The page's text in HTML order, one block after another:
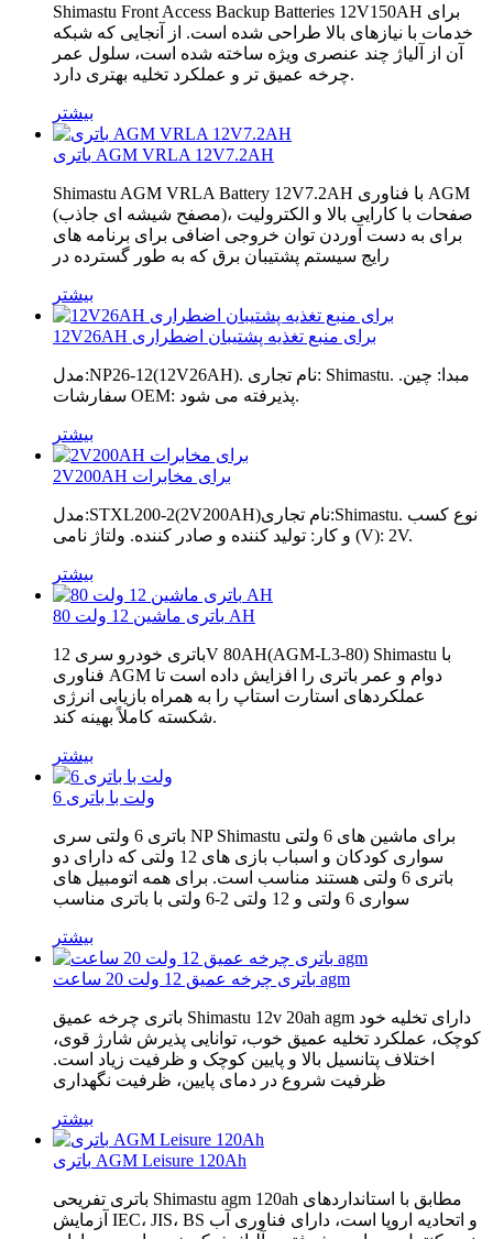
Shimastu Front Access Backup Batteries 12V150AH برای
خدمات با نیازهای بالا طراحی شده است. از آنجایی که شبکه
آن از آلیاژ چند عنصری ویژه ساخته شده است، سلول عمر
چرخه عمیق تر و عملکرد تخلیه بهتری دارد.
بیشتر
باتری AGM VRLA 12V7.2AH
Shimastu AGM VRLA Battery 12V7.2AH با فناوری AGM
(مصفح شیشه ای جاذب)، صفحات با کارایی بالا و الکترولیت
برای به دست آوردن توان خروجی اضافی برای برنامه های
رایج سیستم پشتیبان برق که به طور گسترده در
بیشتر
12V26AH برای منبع تغذیه پشتیبان اضطراری
مدل:NP26-12(12V26AH). نام تجاری: Shimastu. مبدا: چین.
سفارشات OEM: پذیرفته می شود.
بیشتر
2V200AH برای مخابرات
مدل:STXL200-2(2V200AH)نام تجاری:Shimastu. نوع کسب
و کار: تولید کننده و صادر کننده. ولتاژ نامی (V): 2V.
بیشتر
باتری ماشین 12 ولت 80 AH
باتری خودرو سری 12V 80AH(AGM-L3-80) Shimastu با
فناوری AGM دوام و عمر باتری را افزایش داده است تا
عملکردهای استارت استاپ را به همراه بازیابی انرژی
شکسته کاملاً بهینه کند.
بیشتر
6 ولت با باتری
باتری 6 ولتی سری NP Shimastu برای ماشین های 6 ولتی
سواری کودکان و اسباب بازی های 12 ولتی که دارای دو
باتری 6 ولتی هستند مناسب است. برای همه اتومبیل های
سواری 6 ولتی و 12 ولتی 2-6 ولتی با باتری مناسب
بیشتر
باتری چرخه عمیق 12 ولت 20 ساعت agm
باتری چرخه عمیق Shimastu 12v 20ah agm دارای تخلیه خود
کوچک، عملکرد تخلیه عمیق خوب، توانایی پذیرش شارژ قوی،
اختلاف پتانسیل بالا و پایین کوچک و ظرفیت زیاد است.
ظرفیت شروع در دمای پایین، ظرفیت نگهداری
بیشتر
باتری AGM Leisure 120Ah
باتری تفریحی Shimastu agm 120ah مطابق با استانداردهای
آزمایش IEC، JIS، BS و اتحادیه اروپا است، دارای فناوری آب